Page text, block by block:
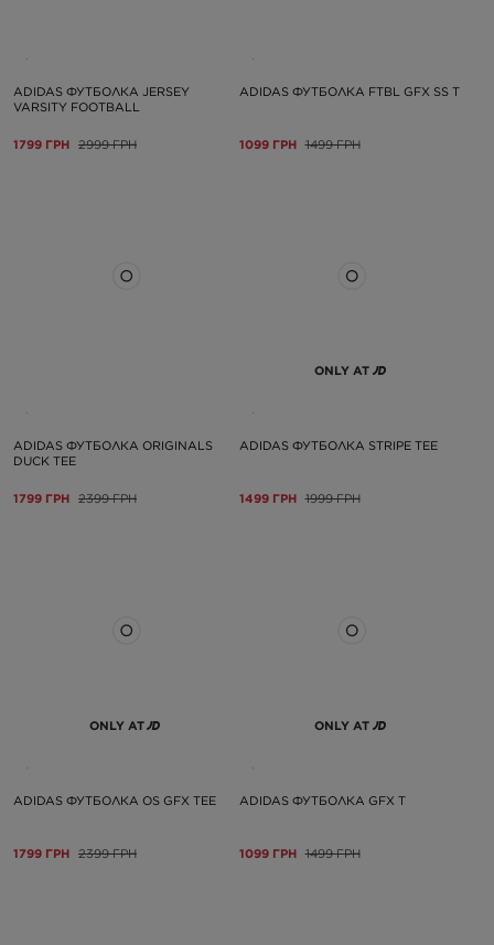
ADIDAS ФУТБОЛКА JERSEY
VARSITY FOOTBALL
1799 ГРН 2999 ГРН
ADIDAS ФУТБОЛКА FTBL GFX SS T
1099 ГРН 1499 ГРН
ADIDAS ФУТБОЛКА ORIGINALS
DUCK TEE
1799 ГРН 2399 ГРН
ONLY AT
ADIDAS ФУТБОЛКА STRIPE TEE
1499 ГРН 1999 ГРН
ONLY AT
ADIDAS ФУТБОЛКА OS GFX TEE
1799 ГРН 2399 ГРН
ONLY AT
ADIDAS ФУТБОЛКА GFX T
1099 ГРН 1499 ГРН